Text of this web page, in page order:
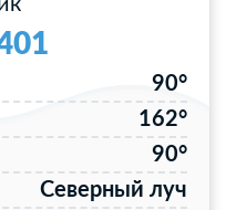
90°
162°
90°
Северный луч